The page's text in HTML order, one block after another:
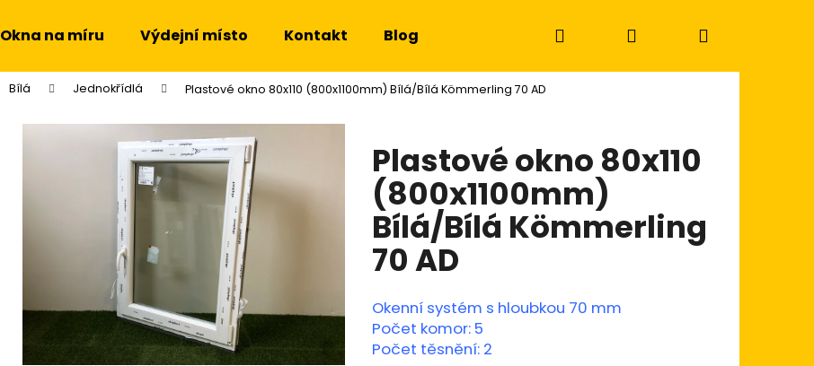
Okna na míru Výdejní místo Kontakt Blog Hledat PřihlášeníNákupní
Bílá Jednokřídlá Plastové okno 80x110 (800x1100mm) Bílá/Bílá Kömmerling 70 AD
Plastové okno 80x110
(800x1100mm)
Bílá/Bílá Kömmerling
70 AD
Okenní systém s hloubkou 70 mm
Počet komor: 5
Počet těsnění: 2
Co potřebujete najít?
Doporučujeme